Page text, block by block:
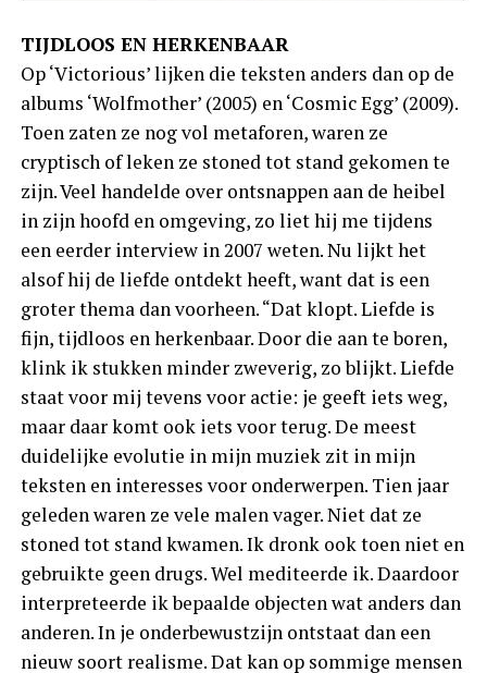
TIJDLOOS EN HERKENBAAR
Op ‘Victorious’ lijken die teksten anders dan op de
albums ‘Wolfmother’ (2005) en ‘Cosmic Egg’ (2009).
Toen zaten ze nog vol metaforen, waren ze
cryptisch of leken ze stoned tot stand gekomen te
zijn. Veel handelde over ontsnappen aan de heibel
in zijn hoofd en omgeving, zo liet hij me tijdens
een eerder interview in 2007 weten. Nu lijkt het
alsof hij de liefde ontdekt heeft, want dat is een
groter thema dan voorheen. “Dat klopt. Liefde is
fijn, tijdloos en herkenbaar. Door die aan te boren,
klink ik stukken minder zweverig, zo blijkt. Liefde
staat voor mij tevens voor actie: je geeft iets weg,
maar daar komt ook iets voor terug. De meest
duidelijke evolutie in mijn muziek zit in mijn
teksten en interesses voor onderwerpen. Tien jaar
geleden waren ze vele malen vager. Niet dat ze
stoned tot stand kwamen. Ik dronk ook toen niet en
gebruikte geen drugs. Wel mediteerde ik. Daardoor
interpreteerde ik bepaalde objecten wat anders dan
anderen. In je onderbewustzijn ontstaat dan een
nieuw soort realisme. Dat kan op sommige mensen